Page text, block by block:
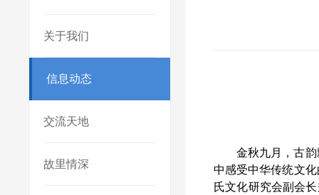
关于我们
信息动态
交流天地
故里情深
金秋九月，古
中感受中华传统文
氏文化研究会副会